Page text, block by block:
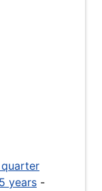
years -